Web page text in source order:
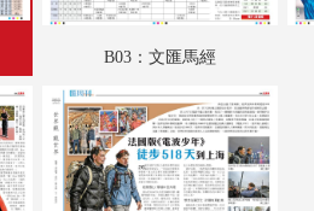
B03：文匯馬經